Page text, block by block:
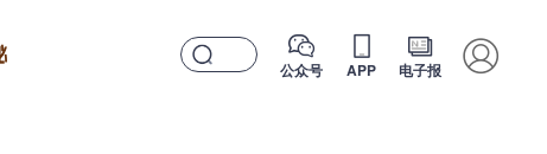
公众号 APP 电子报